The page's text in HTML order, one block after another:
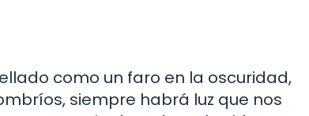
como un faro en la oscuridad,
siempre habrá luz que nos